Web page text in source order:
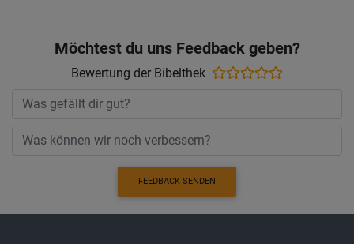
Möchtest du uns Feedback geben?
Bewertung der Bibelthek
FEEDBACK SENDEN